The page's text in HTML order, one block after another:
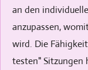
an den
anzupassen,
wird. Die
testen" Sitzungen